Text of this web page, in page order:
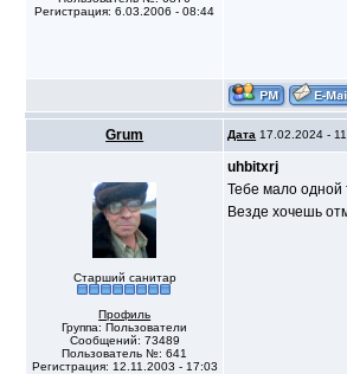
Регистрация: 6.03.2006 - 08:44
Grum Дата 17.02.2024 -
Старший санитар
Профиль
Группа: Пользователи
Сообщений: 73489
Пользователь №: 641
Регистрация: 12.11.2003 - 17:03
uhbitxrj
Тебе мало одной
Везде хочешь